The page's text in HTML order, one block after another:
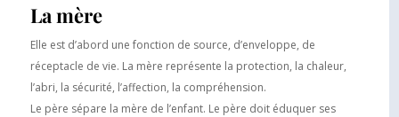
La mère
Elle est d’abord une fonction de source, d’enveloppe, de
réceptacle de vie. La mère représente la protection, la chaleur,
l’abri, la sécurité, l’affection, la compréhension.
Le père sépare la mère de l’enfant. Le père doit éduquer ses